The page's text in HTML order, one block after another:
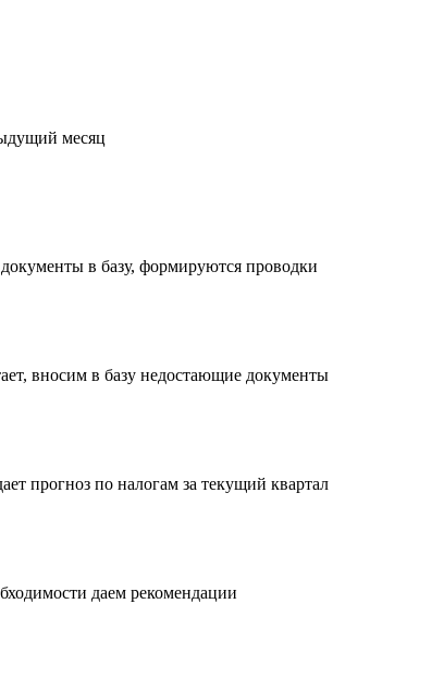
месяц
в базу, формируются проводки
вносим в базу недостающие документы
прогноз по налогам за текущий квартал
даем рекомендации